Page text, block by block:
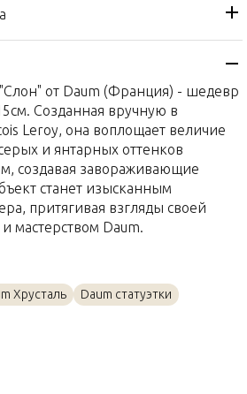
Jean-Francois Leroy
Хрусталь
15см
"Слон" от Daum (Франция) - шедевр
Созданная вручную в
Leroy, она воплощает величие
и янтарных оттенков
создавая завораживающие
станет изысканным
притягивая взгляды своей
мастерством Daum.
Хрусталь
Daum статуэтки